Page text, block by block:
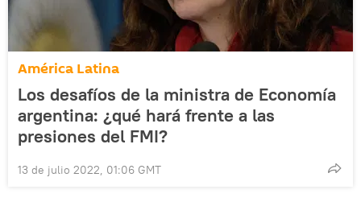
América Latina
Los desafíos de la ministra de Economía
argentina: ¿qué hará frente a las
presiones del FMI?
13 de julio 2022, 01:06 GMT